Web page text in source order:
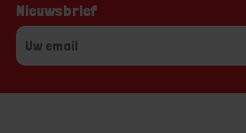
Nieuwsbrief